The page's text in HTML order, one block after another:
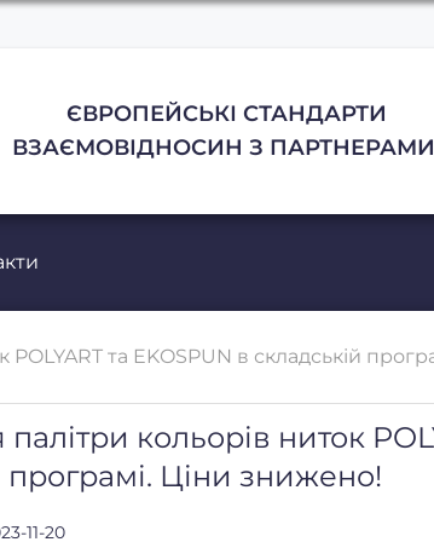
ЄВРОПЕЙСЬКІ СТАНДАРТИ
ВЗАЄМОВІДНОСИН З
та EKOSPUN в складській
кольорів ниток
програмі. Ціни знижено!
11-20